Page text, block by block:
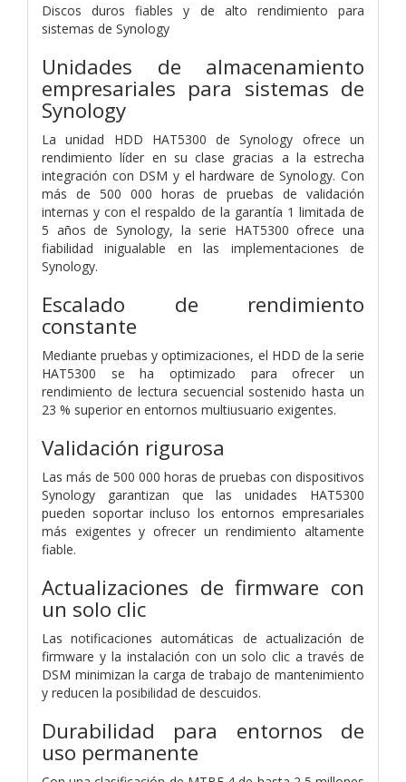
Discos duros fiables y de alto rendimiento para
sistemas de Synology
Unidades de almacenamiento
empresariales para sistemas de
Synology
La unidad HDD HAT5300 de Synology ofrece un
rendimiento líder en su clase gracias a la estrecha
integración con DSM y el hardware de Synology. Con
más de 500 000 horas de pruebas de validación
internas y con el respaldo de la garantía 1 limitada de
5 años de Synology, la serie HAT5300 ofrece una
fiabilidad inigualable en las implementaciones de
Synology.
Escalado de rendimiento
constante
Mediante pruebas y optimizaciones, el HDD de la serie
HAT5300 se ha optimizado para ofrecer un
rendimiento de lectura secuencial sostenido hasta un
23 % superior en entornos multiusuario exigentes.
Validación rigurosa
Las más de 500 000 horas de pruebas con dispositivos
Synology garantizan que las unidades HAT5300
pueden soportar incluso los entornos empresariales
más exigentes y ofrecer un rendimiento altamente
fiable.
Actualizaciones de firmware con
un solo clic
Las notificaciones automáticas de actualización de
firmware y la instalación con un solo clic a través de
DSM minimizan la carga de trabajo de mantenimiento
y reducen la posibilidad de descuidos.
Durabilidad para entornos de
uso permanente